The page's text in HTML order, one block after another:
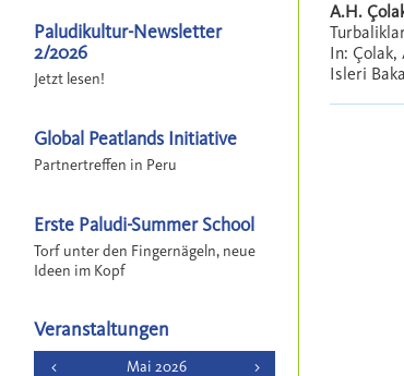
A.H.
In: Çolak,
Isleri
Paludikultur-Newsletter
2/2026
Jetzt lesen!
Global Peatlands Initiative
Partnertreffen in Peru
Erste Paludi-Summer School
Torf unter den Fingernägeln, neue
Ideen im Kopf
Veranstaltungen
< Mai 2026 >